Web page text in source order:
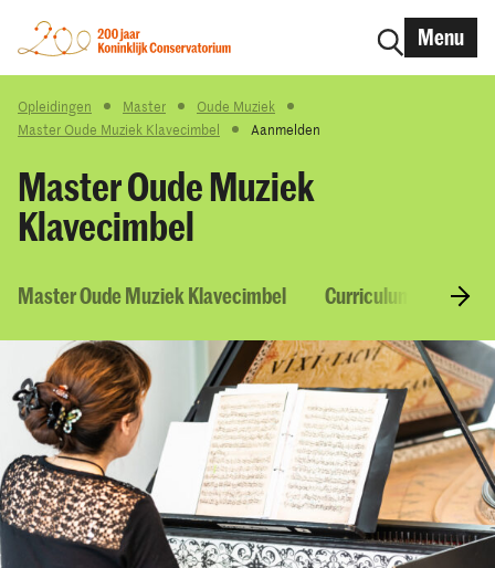
Menu
Opleidingen Master
Oude Muziek
Master Oude Muziek Klavecimbel
Aanmelden
Master Oude Muziek
Klavecimbel
Master Oude Muziek Klavecimbel Curriculum & Vakken